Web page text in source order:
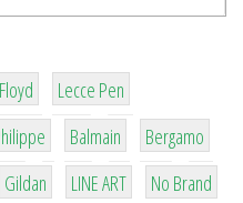
2
Floyd
2
Lecce Pen
4
Balmain
26
Bergamo
42
Gildan
4
LINE ART
90
No Brand